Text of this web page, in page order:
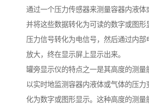
通过一个压力传感器来测量容器内液体
并将这些数据转化为可读的数字或图形
压力信号转化为电信号，然后通过内部
放大，终在显示屏上显示出来。
罐旁显示仪的特点之一是其高度的测量
以实时地监测容器内液体或气体的压力
化为数字或图形显示。这种高度的测量